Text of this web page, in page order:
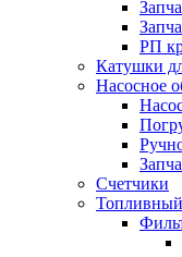
РП
Катушки
Насосное
Счетчики
Топливный